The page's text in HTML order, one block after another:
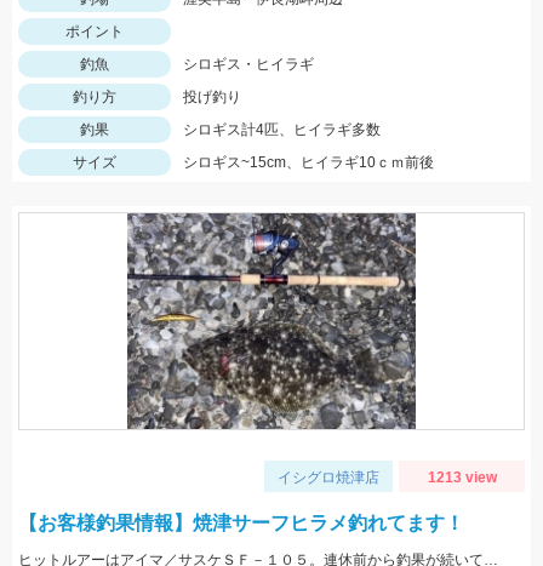
ポイント
釣魚
シロギス・ヒイラギ
釣り方
投げ釣り
釣果
シロギス計4匹、ヒイラギ多数
サイズ
シロギス~15cm、ヒイラギ10ｃｍ前後
イシグロ焼津店 1213 view
【お客様釣果情報】焼津サーフヒラメ釣れてます！
ヒットルアーはアイマ／サスケＳＦ－１０５。連休前から釣果が続いています！